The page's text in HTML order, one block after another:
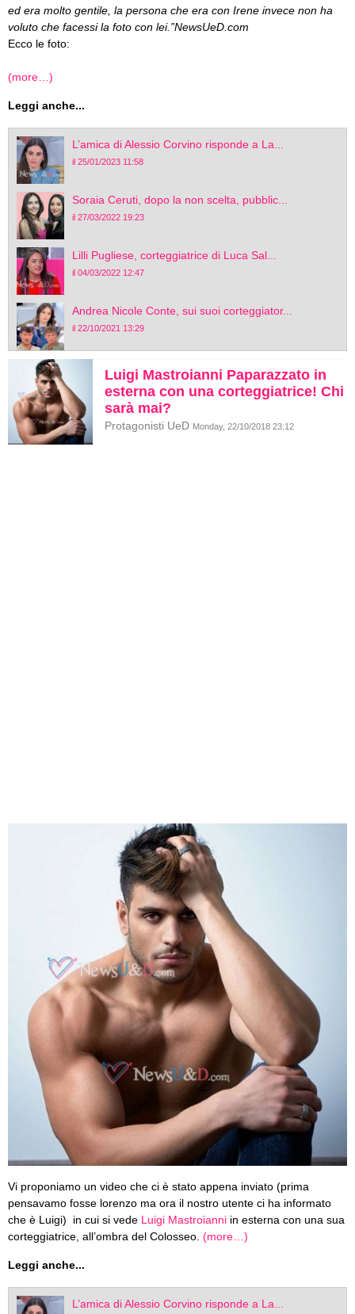
ed era molto gentile, la persona che era con Irene invece non ha
voluto che facessi la foto con lei.”NewsUeD.com
Ecco le foto:
(more…)
Leggi anche...
L’amica di Alessio Corvino risponde a La...
il 25/01/2023 11:58
Soraia Ceruti, dopo la non scelta, pubblic...
il 27/03/2022 19:23
Lilli Pugliese, corteggiatrice di Luca Sal...
il 04/03/2022 12:47
Andrea Nicole Conte, sui suoi corteggiator...
il 22/10/2021 13:29
Luigi Mastroianni Paparazzato in
esterna con una corteggiatrice! Chi
sarà mai?
Protagonisti UeD Monday, 22/10/2018 23:12
Vi proponiamo un video che ci è stato appena inviato (prima
pensavamo fosse lorenzo ma ora il nostro utente ci ha informato
che è Luigi) in cui si vede Luigi Mastroianni in esterna con una sua
corteggiatrice, all’ombra del Colosseo. (more…)
Leggi anche...
L’amica di Alessio Corvino risponde a La...